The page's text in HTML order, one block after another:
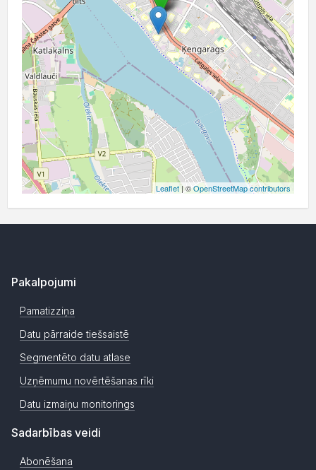
Leaflet| ©OpenStreetMap contributors
Pakalpojumi
Pamatizziņa
Datu pārraide tiešsaistē
Segmentēto datu atlase
Uzņēmumu novērtēšanas rīki
Datu izmaiņu monitorings
Sadarbības veidi
Abonēšana